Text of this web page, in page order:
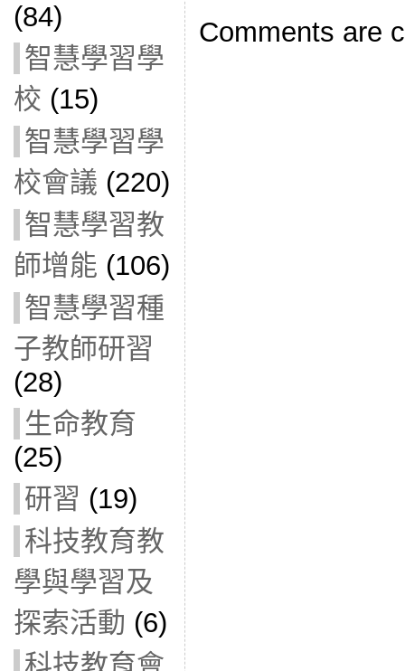
(84)
智慧學習學
校 (15)
智慧學習學
校會議 (220)
智慧學習教
師增能 (106)
智慧學習種
子教師研習
(28)
生命教育
(25)
研習 (19)
科技教育教
學與學習及
探索活動 (6)
Comments are